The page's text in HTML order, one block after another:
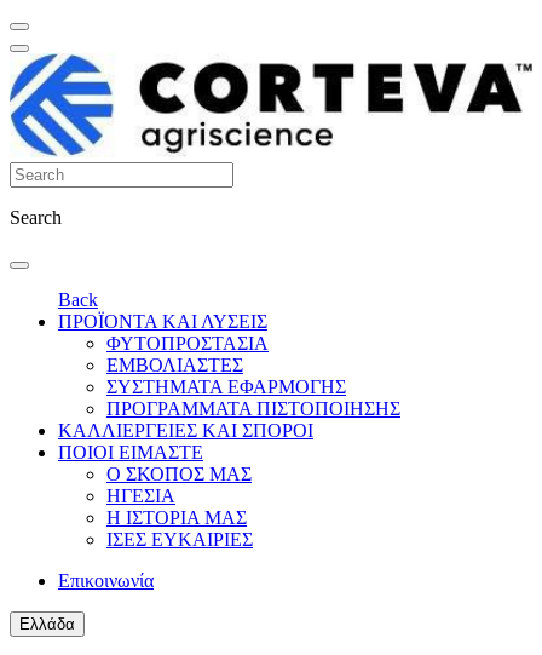
Search
Back
ΠΡΟΪΟΝΤΑ ΚΑΙ ΛΥΣΕΙΣ
ΦΥΤΟΠΡΟΣΤΑΣΙΑ
ΕΜΒΟΛΙΑΣΤΕΣ
ΣΥΣΤΗΜΑΤΑ ΕΦΑΡΜΟΓΗΣ
ΠΡΟΓΡΑΜΜΑΤΑ ΠΙΣΤΟΠΟΙΗΣΗΣ
ΚΑΛΛΙΕΡΓΕΙΕΣ ΚΑΙ ΣΠΟΡΟΙ
ΠΟΙΟΙ ΕΙΜΑΣΤΕ
Ο ΣΚΟΠΟΣ ΜΑΣ
ΗΓΕΣΙΑ
Η ΙΣΤΟΡΙΑ ΜΑΣ
ΙΣΕΣ ΕΥΚΑΙΡΙΕΣ
Επικοινωνία
Ελλάδα